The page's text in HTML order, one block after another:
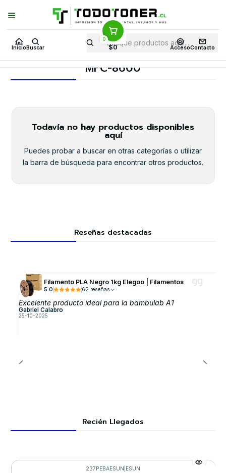
Inicio Buscar
0
$0 AccesoContacto
Puedes Elegir: Comprar enTienda· Despachoa Todo Chile · Retiro en
Tienda en24 Horas
Inicio Toner y tambor Toner Original BROTHER
Equipos BROTHER
MFC-8600
Todavía no hay productos disponibles
aquí
Puedes probar a buscar en otras categorías o utilizar
la barra de búsqueda para encontrar otros productos.
Reseñas destacadas
Filamento PLA Negro 1kg Elegoo | Filamentos
5.0 62 reseñas
Excelente producto ideal para la bambulab A1
Gabriel Calabro
25-10-2025
Recién Llegados
237PEBAESUN ESUN